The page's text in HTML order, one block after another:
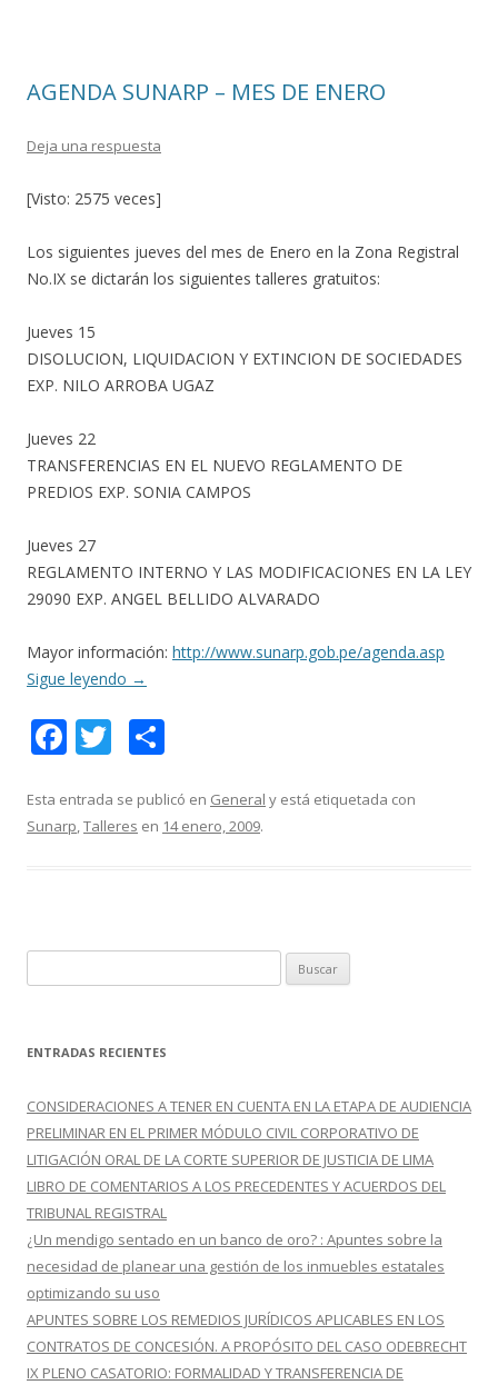
k r
AGENDA SUNARP – MES DE ENERO
Deja una respuesta
[Visto: 2575 veces]
Los siguientes jueves del mes de Enero en la Zona Registral
No.IX se dictarán los siguientes talleres gratuitos:
Jueves 15
DISOLUCION, LIQUIDACION Y EXTINCION DE SOCIEDADES
EXP. NILO ARROBA UGAZ
Jueves 22
TRANSFERENCIAS EN EL NUEVO REGLAMENTO DE
PREDIOS EXP. SONIA CAMPOS
Jueves 27
REGLAMENTO INTERNO Y LAS MODIFICACIONES EN LA LEY
29090 EXP. ANGEL BELLIDO ALVARADO
Mayor información: http://www.sunarp.gob.pe/agenda.asp
Sigue leyendo →
F
e
b
k
T
itt
er
m
p
r
Esta entrada se publicó en General y está etiquetada con
Sunarp,Talleres en 14 enero, 2009.
u
c
r
:
ENTRADAS RECIENTES
CONSIDERACIONES A TENER EN CUENTA EN LA ETAPA DE AUDIENCIA
PRELIMINAR EN EL PRIMER MÓDULO CIVIL CORPORATIVO DE
LITIGACIÓN ORAL DE LA CORTE SUPERIOR DE JUSTICIA DE LIMA
LIBRO DE COMENTARIOS A LOS PRECEDENTES Y ACUERDOS DEL
TRIBUNAL REGISTRAL
¿Un mendigo sentado en un banco de oro? : Apuntes sobre la
necesidad de planear una gestión de los inmuebles estatales
optimizando su uso
APUNTES SOBRE LOS REMEDIOS JURÍDICOS APLICABLES EN LOS
CONTRATOS DE CONCESIÓN. A PROPÓSITO DEL CASO ODEBRECHT
IX PLENO CASATORIO: FORMALIDAD Y TRANSFERENCIA DE